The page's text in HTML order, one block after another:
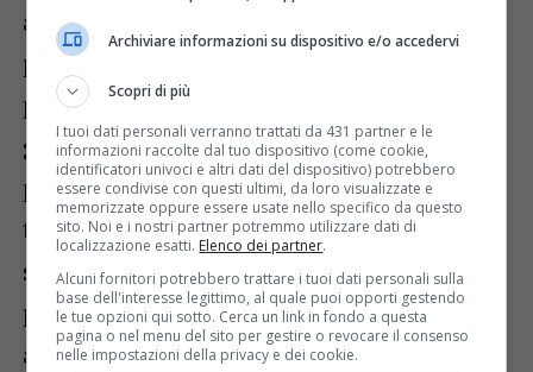
alcuni servizi presso le farmacie. Una
possibilità – quella per esempio di
prenotare visite e ritirare i referti – che è
già operativa in alcune farmacie ma che
potrebbe essere ulteriormente estesa sul
territorio con il supporto e la
sensibilizzazione da parte dei Sindaci. Un
pacchetto di servizi da implementare
anche in virtù di una delibera regionale
Archiviare informazioni su dispositivo e/o accedervi
Scopri di più
I tuoi dati personali verranno trattati da 431 partner e le
informazioni raccolte dal tuo dispositivo (come cookie,
identificatori univoci e altri dati del dispositivo) potrebbero
essere condivise con questi ultimi, da loro visualizzate e
memorizzate oppure essere usate nello specifico da questo
sito. Noi e i nostri partner potremmo utilizzare dati di
localizzazione esatti. Elenco dei partner.
Alcuni fornitori potrebbero trattare i tuoi dati personali sulla
base dell'interesse legittimo, al quale puoi opporti gestendo
le tue opzioni qui sotto. Cerca un link in fondo a questa
pagina o nel menu del sito per gestire o revocare il consenso
nelle impostazioni della privacy e dei cookie.